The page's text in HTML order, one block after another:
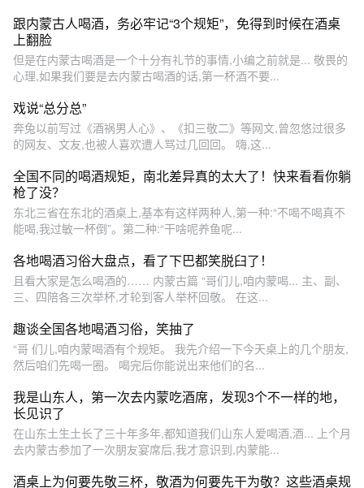
跟内蒙古人喝酒，务必牢记“3个规矩”，免得到时候在酒桌
上翻脸
但是在内蒙古喝酒是一个十分有礼节的事情,小编之前就是... 敬畏的
心理,如果我们要是去内蒙古喝酒的话,第一杯酒不要...
戏说“总分总”
奔兔以前写过《酒祸男人心》、《扣三敬二》等网文,曾忽悠过很多
的网友、文友,也被人喜欢遭人骂过几回回。 嗨,这...
全国不同的喝酒规矩，南北差异真的太大了！快来看看你躺
枪了没？
东北三省在东北的酒桌上,基本有这样两种人,第一种:“不喝不喝真不
能喝,我过敏一杯倒”。第二种:“干啥呢养鱼呢...
各地喝酒习俗大盘点，看了下巴都笑脱臼了！
且看大家是怎么喝酒的…… 内蒙古篇 “哥们儿,咱内蒙喝... 主、副、
三、四陪各三次举杯,才轮到客人举杯回敬。 在这...
趣谈全国各地喝酒习俗，笑抽了
“哥 们儿,咱内蒙喝酒有个规矩。 我先介绍一下今天桌上的几个朋友,
然后咱们先喝一圈。 喝完后你能说出来他们的名...
我是山东人，第一次去内蒙吃酒席，发现3个不一样的地，
长见识了
在山东土生土长了三十年多年,都知道我们山东人爱喝酒,酒... 上个月
去内蒙古参加了一次朋友宴席后,我才意识到,内蒙能...
酒桌上为何要先敬三杯，敬酒为何要先干为敬？这些酒桌规